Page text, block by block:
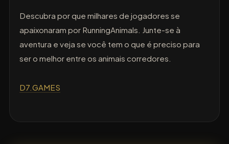
Descubra por que milhares de jogadores se
apaixonaram por RunningAnimals. Junte-se à
aventura e veja se você tem o que é preciso para
ser o melhor entre os animais corredores.
D7.GAMES